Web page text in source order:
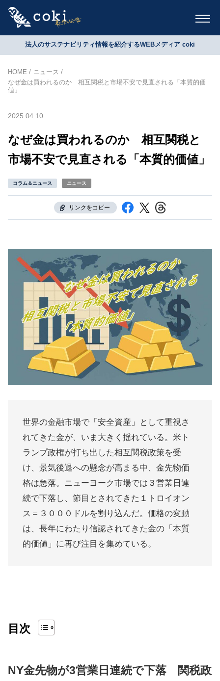
法人のサステナビリティ情報を紹介するWEBメディア coki
HOME
ニュース
なぜ金は買われるのか 相互関税と市場不安で見直される「本質的価
値」
2025.04.10
なぜ金は買われるのか 相互関税と
市場不安で見直される「本質的価値」
コラム＆ニュース ニュース
リンクをコピー
世界の金融市場で「安全資産」として重視さ
れてきた金が、いま大きく揺れている。米ト
ランプ政権が打ち出した相互関税政策を受
け、景気後退への懸念が高まる中、金先物価
格は急落。ニューヨーク市場では３営業日連
続で下落し、節目とされてきた１トロイオン
ス＝３０００ドルを割り込んだ。価格の変動
は、長年にわたり信認されてきた金の「本質
的価値」に再び注目を集めている。
目次
NY金先物が3営業日連続で下落 関税政